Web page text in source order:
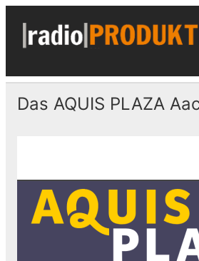
Skip
content
Das AQUIS PLAZA